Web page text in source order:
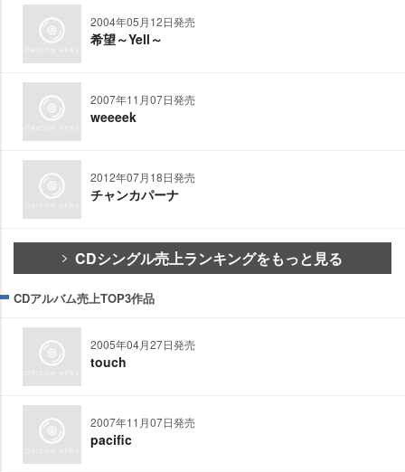
2004年05月12日発売
希望～Yell～
2007年11月07日発売
weeeek
2012年07月18日発売
チャンカパーナ
CDシングル売上ランキングをもっと見る
CDアルバム売上TOP3作品
2005年04月27日発売
touch
2007年11月07日発売
pacific